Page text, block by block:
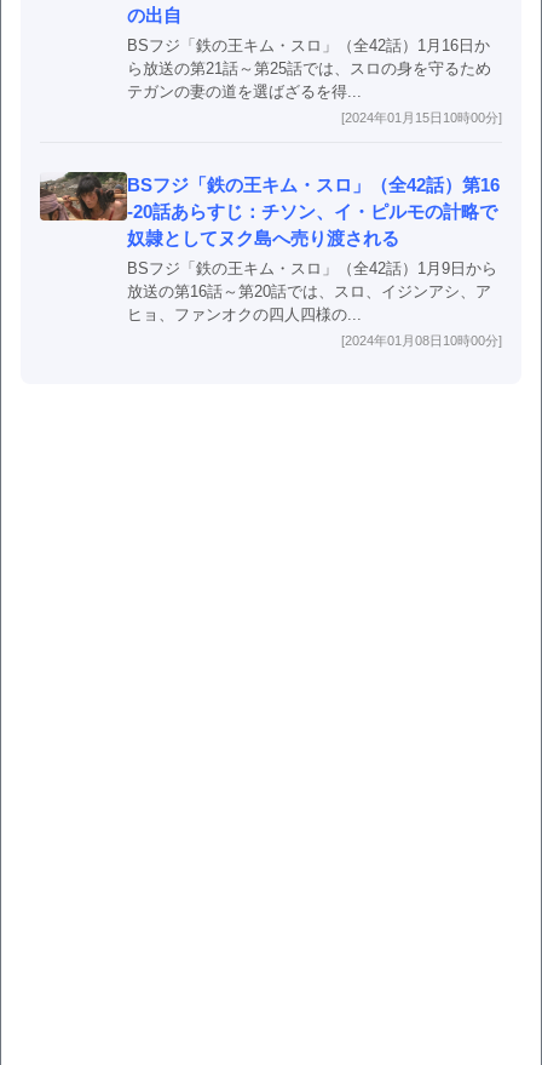
の出自
BSフジ「鉄の王キム・スロ」（全42話）1月16日か
ら放送の第21話～第25話では、スロの身を守るため
テガンの妻の道を選ばざるを得...
[2024年01月15日10時00分]
BSフジ「鉄の王キム・スロ」（全42話）第16
-20話あらすじ：チソン、イ・ピルモの計略で
奴隷としてヌク島へ売り渡される
BSフジ「鉄の王キム・スロ」（全42話）1月9日から
放送の第16話～第20話では、スロ、イジンアシ、ア
ヒョ、ファンオクの四人四様の...
[2024年01月08日10時00分]